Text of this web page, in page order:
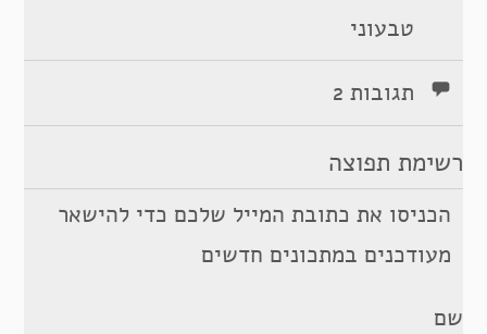
טבעוני
תגובות 2
רשימת תפוצה
הכניסו את כתובת המייל שלכם כדי להישאר
מעודכנים במתכונים חדשים
שם